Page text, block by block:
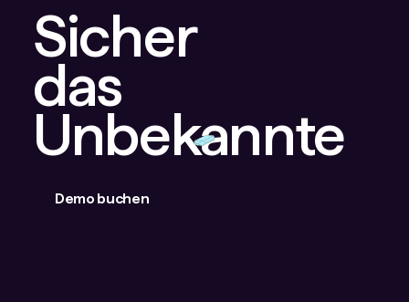
Sicher
das
Unbekannte
Demo buchen